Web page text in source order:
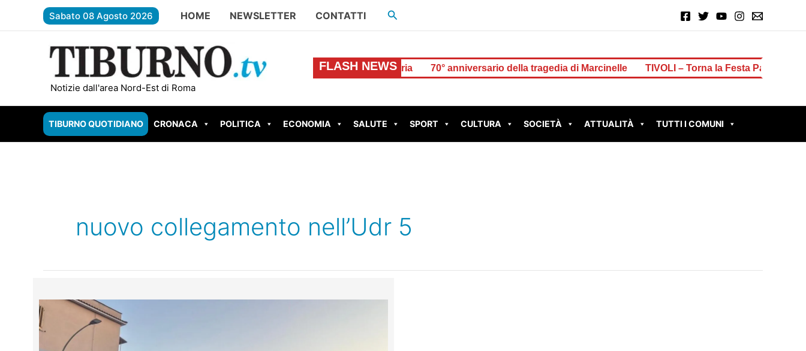
Sabato 08 Agosto 2026 HOME NEWSLETTER CONTATTI Cerca
Notizie dall'area Nord-Est di Roma
FLASH NEWS
TIVOLI – Due scout feriti dal fulmine a Subiaco in pediatria 70° anniversario della tragedia di Marcinelle TIVOLI – Torna la Festa Patronale di San
TIBURNO QUOTIDIANO CRONACA POLITICA ECONOMIA SALUTE SPORT CULTURA SOCIETÀ ATTUALITÀ TUTTI I COMUNI
nuovo collegamento nell’Udr 5